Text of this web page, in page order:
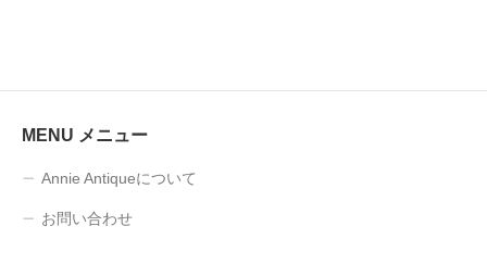
MENU メニュー
Annie Antiqueについて
お問い合わせ